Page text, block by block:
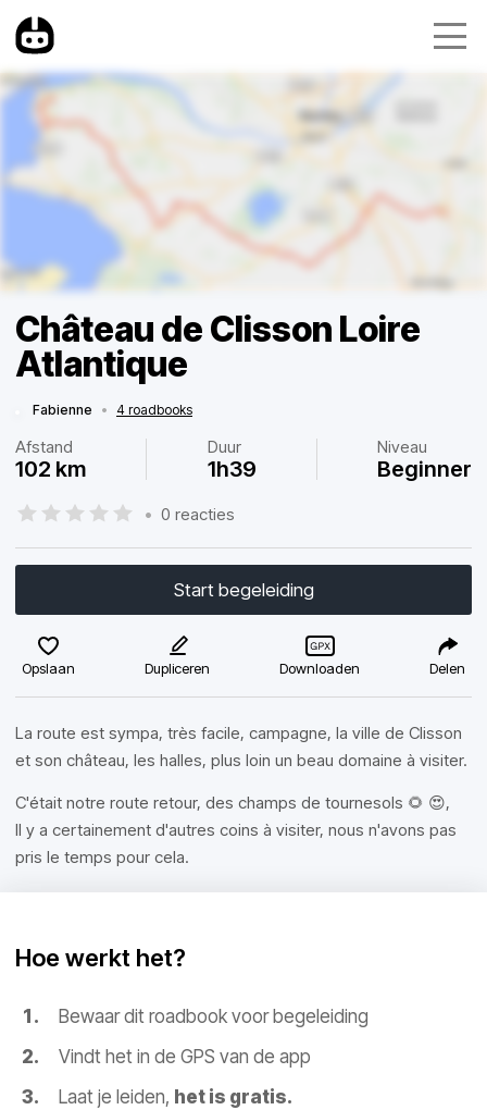
Château de Clisson Loire
Atlantique
Fabienne • 4 roadbooks
Afstand
102 km
Duur
1h39
Niveau
Beginner
• 0 reacties
Start begeleiding
Opslaan Dupliceren Downloaden Delen
La route est sympa, très facile, campagne, la ville de Clisson
et son château, les halles, plus loin un beau domaine à visiter.
C'était notre route retour, des champs de tournesols 🌻 😍,
Il y a certainement d'autres coins à visiter, nous n'avons pas
pris le temps pour cela.
Hoe werkt het?
Bewaar dit roadbook voor begeleiding
Vindt het in de GPS van de app
Laat je leiden, het is gratis.